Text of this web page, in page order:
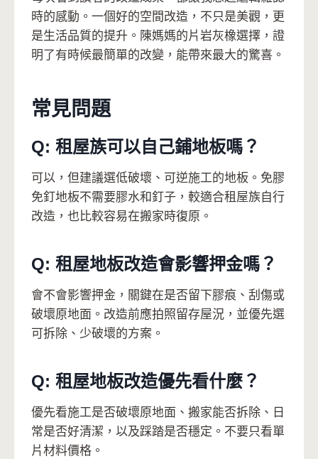
時的感動。一個好的空間改造，不只是美觀，更
是生活品質的提升。陳媽媽的片岩灰橡選擇，證
明了有時候最簡單的改變，能帶來最大的驚喜。
常見問題
Q: 租屋族可以自己鋪地板嗎？
可以，但建議選低破壞、可逆施工的地板。免膠
免釘地板不需要膠水和釘子，較適合租屋族自行
改造，也比較容易在搬家時復原。
Q: 租屋地板改造會影響押金嗎？
會不會影響押金，關鍵在是否留下膠痕、刮傷或
破壞原地面。改造前應拍照留存屋況，並優先選
可拆除、少破壞的方案。
Q: 租屋地板改造優先看什麼？
優先看施工是否破壞原地面、搬家能否拆除、日
常是否好清潔，以及踩踏是否穩定。不要只看單
片材料價格。